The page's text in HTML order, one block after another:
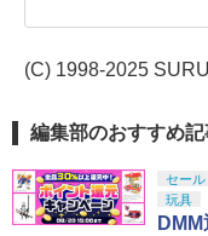
(C) 1998-2025
編集部のおすすめ記
セール
玩具